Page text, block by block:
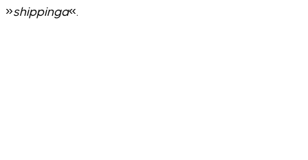
»shippinga«.